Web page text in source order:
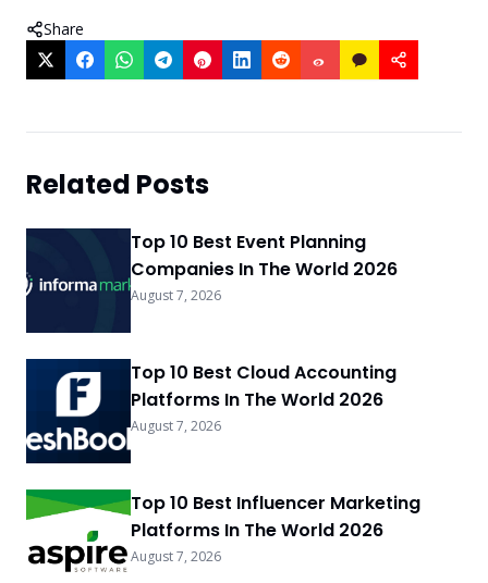
Share
Related Posts
Top 10 Best Event Planning
Companies In The World 2026
August 7, 2026
Top 10 Best Cloud Accounting
Platforms In The World 2026
August 7, 2026
Top 10 Best Influencer Marketing
Platforms In The World 2026
August 7, 2026